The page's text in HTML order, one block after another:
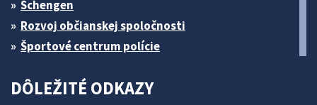
Schengen
Rozvoj občianskej spoločnosti
Športové centrum polície
DÔLEŽITÉ ODKAZY